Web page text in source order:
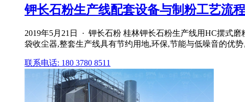
钾长石粉生产线配套设备与制粉工艺流
2019年5月21日 · 钾长石粉 桂林钾长石粉生产线用HC摆式
袋收尘器,整套生产线具有节约用地,环保,节能与低噪音的优势
联系电话: 180 3780 8511